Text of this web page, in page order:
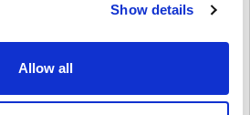
Show details
Allow all
ดอายุ.
DLCได้.